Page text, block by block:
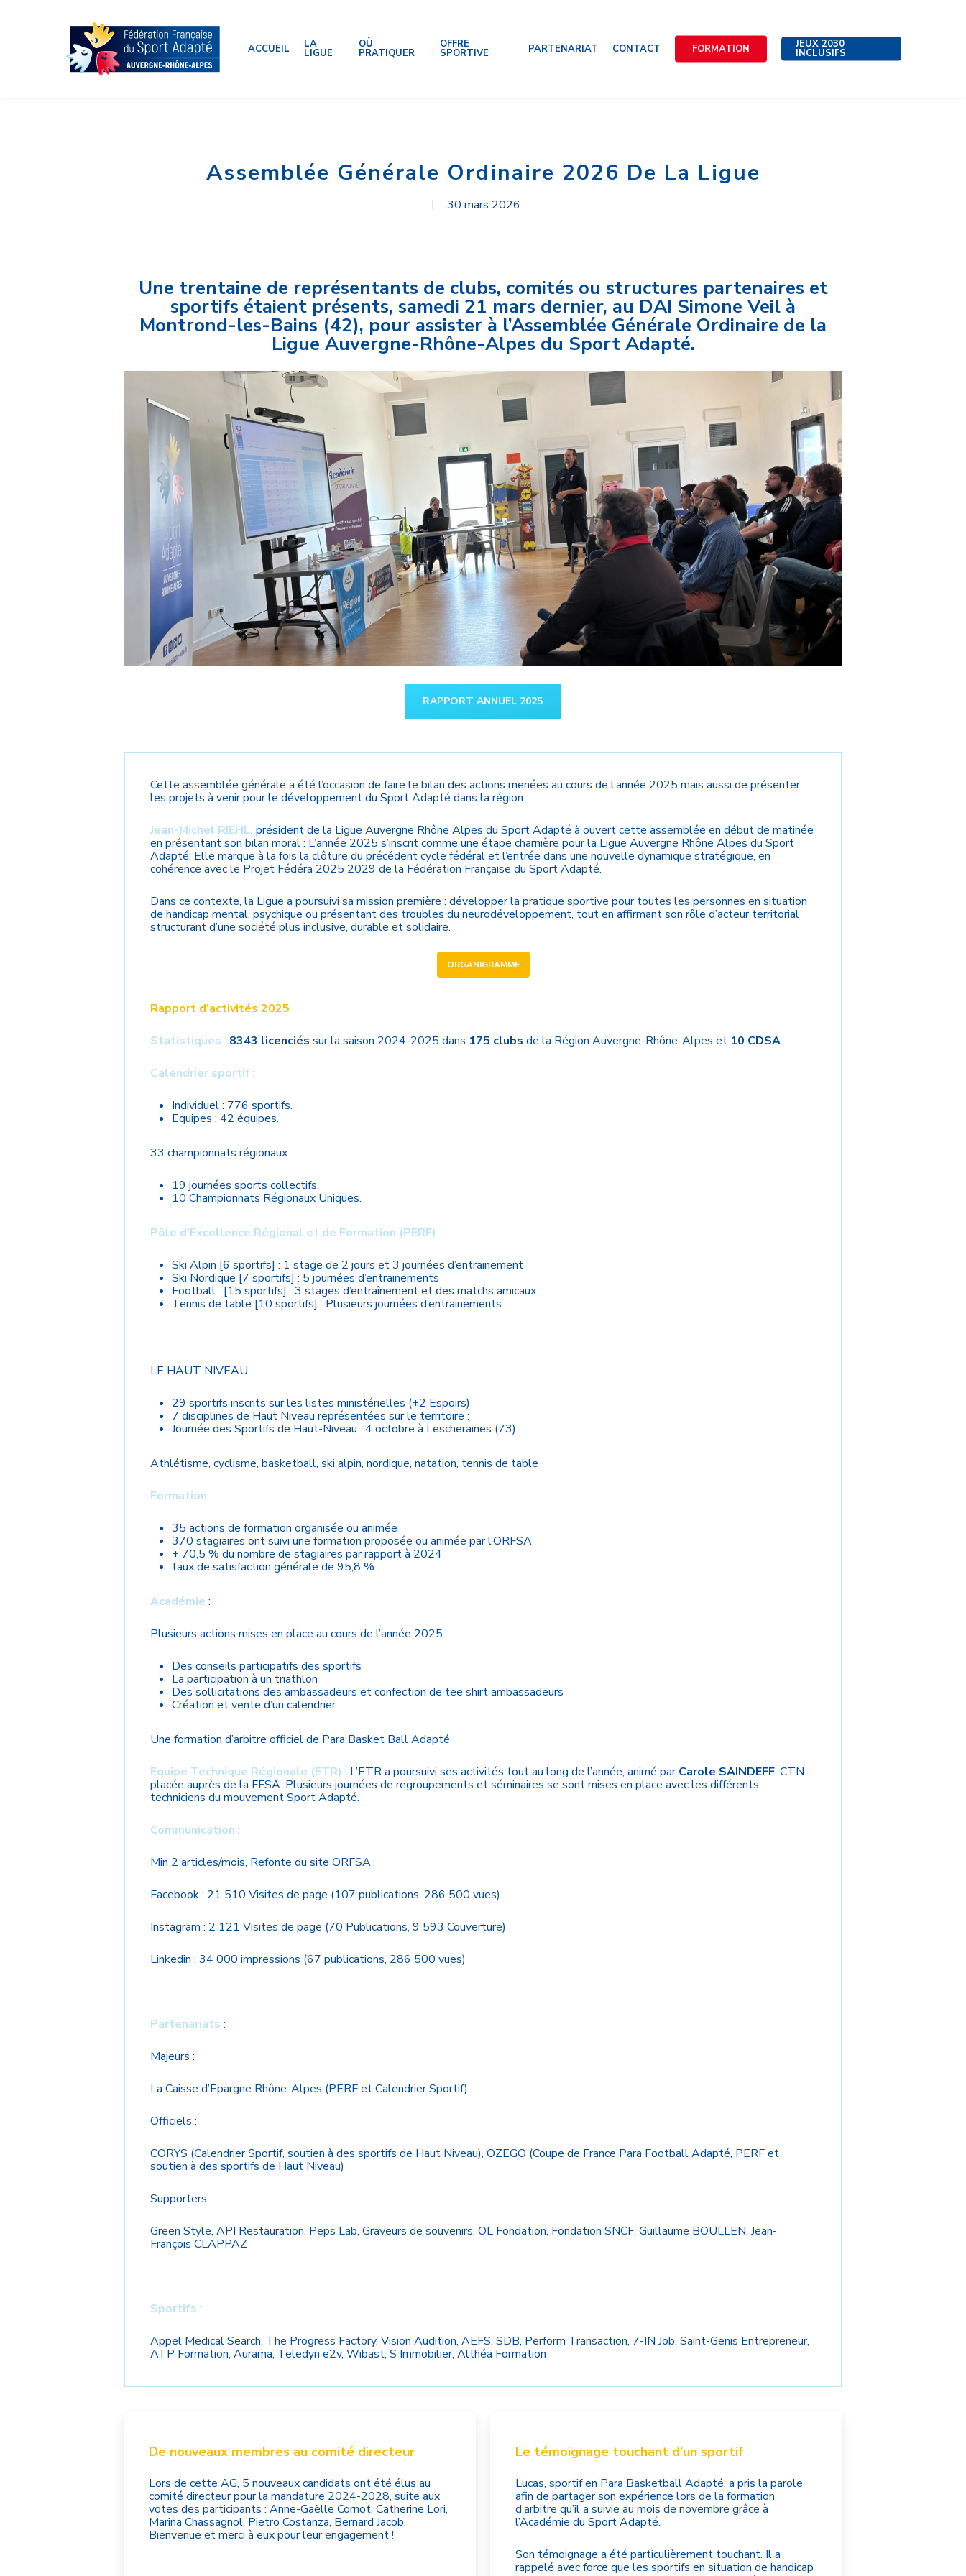
ACCUEIL LA
LIGUE
OÙ
PRATIQUER
OFFRE
SPORTIVE PARTENARIAT CONTACT FORMATION JEUX 2030
INCLUSIFS
Assemblée Générale Ordinaire 2026 De La Ligue
30 mars 2026
Une trentaine de représentants de clubs, comités ou structures partenaires et
sportifs étaient présents, samedi 21 mars dernier, au DAI Simone Veil à
Montrond-les-Bains (42), pour assister à l’Assemblée Générale Ordinaire de la
Ligue Auvergne-Rhône-Alpes du Sport Adapté.
RAPPORT ANNUEL 2025
Cette assemblée générale a été l’occasion de faire le bilan des actions menées au cours de l’année 2025 mais aussi de présenter
les projets à venir pour le développement du Sport Adapté dans la région.
Jean-Michel RIEHL,président de la Ligue Auvergne Rhône Alpes du Sport Adapté à ouvert cette assemblée en début de matinée
en présentant son bilan moral : L’année 2025 s’inscrit comme une étape charnière pour la Ligue Auvergne Rhône Alpes du Sport
Adapté. Elle marque à la fois la clôture du précédent cycle fédéral et l’entrée dans une nouvelle dynamique stratégique, en
cohérence avec le Projet Fédéra 2025 2029 de la Fédération Française du Sport Adapté.
Dans ce contexte, la Ligue a poursuivi sa mission première : développer la pratique sportive pour toutes les personnes en situation
de handicap mental, psychique ou présentant des troubles du neurodéveloppement, tout en affirmant son rôle d’acteur territorial
structurant d’une société plus inclusive, durable et solidaire.
ORGANIGRAMME
Rapport d’activités 2025
Statistiques: 8343 licenciés sur la saison 2024-2025 dans 175 clubs de la Région Auvergne-Rhône-Alpes et 10 CDSA.
Calendrier sportif:
Individuel : 776 sportifs.
Equipes : 42 équipes.
33 championnats régionaux
19 journées sports collectifs.
10 Championnats Régionaux Uniques.
Pôle d’Excellence Régional et de Formation (PERF):
Ski Alpin [6 sportifs] : 1 stage de 2 jours et 3 journées d’entrainement
Ski Nordique [7 sportifs] : 5 journées d’entrainements
Football : [15 sportifs] : 3 stages d’entraînement et des matchs amicaux
Tennis de table [10 sportifs] : Plusieurs journées d’entrainements
LE HAUT NIVEAU
29 sportifs inscrits sur les listes ministérielles (+2 Espoirs)
7 disciplines de Haut Niveau représentées sur le territoire :
Journée des Sportifs de Haut-Niveau : 4 octobre à Lescheraines (73)
Athlétisme, cyclisme, basketball, ski alpin, nordique, natation, tennis de table
Formation :
35 actions de formation organisée ou animée
370 stagiaires ont suivi une formation proposée ou animée par l’ORFSA
+ 70,5 % du nombre de stagiaires par rapport à 2024
taux de satisfaction générale de 95,8 %
Académie :
Plusieurs actions mises en place au cours de l’année 2025 :
Des conseils participatifs des sportifs
La participation à un triathlon
Des sollicitations des ambassadeurs et confection de tee shirt ambassadeurs
Création et vente d’un calendrier
Une formation d’arbitre officiel de Para Basket Ball Adapté
Equipe Technique Régionale (ETR) : L’ETR a poursuivi ses activités tout au long de l’année, animé parCarole SAINDEFF, CTN
placée auprès de la FFSA. Plusieurs journées de regroupements et séminaires se sont mises en place avec les différents
techniciens du mouvement Sport Adapté.
Communication :
Min 2 articles/mois, Refonte du site ORFSA
Facebook : 21 510 Visites de page (107 publications, 286 500 vues)
Instagram : 2 121 Visites de page (70 Publications, 9 593 Couverture)
Linkedin : 34 000 impressions (67 publications, 286 500 vues)
Partenariats:
Majeurs :
La Caisse d’Epargne Rhône-Alpes (PERF et Calendrier Sportif)
Officiels :
CORYS (Calendrier Sportif, soutien à des sportifs de Haut Niveau), OZEGO (Coupe de France Para Football Adapté, PERF et
soutien à des sportifs de Haut Niveau)
Supporters :
Green Style, API Restauration, Peps Lab, Graveurs de souvenirs, OL Fondation, Fondation SNCF, Guillaume BOULLEN, Jean-
François CLAPPAZ
Sportifs:
Appel Medical Search, The Progress Factory, Vision Audition, AEFS, SDB, Perform Transaction, 7-IN Job, Saint-Genis Entrepreneur,
ATP Formation, Aurama, Teledyn e2v, Wibast, S Immobilier, Althéa Formation
De nouveaux membres au comité directeur
Lors de cette AG, 5 nouveaux candidats ont été élus au
comité directeur pour la mandature 2024-2028, suite aux
votes des participants : Anne-Gaëlle Cornot, Catherine Lori,
Marina Chassagnol, Pietro Costanza, Bernard Jacob.
Bienvenue et merci à eux pour leur engagement !
Le témoignage touchant d’un sportif
Lucas, sportif en Para Basketball Adapté, a pris la parole
afin de partager son expérience lors de la formation
d’arbitre qu’il a suivie au mois de novembre grâce à
l’Académie du Sport Adapté.
Son témoignage a été particulièrement touchant. Il a
rappelé avec force que les sportifs en situation de handicap